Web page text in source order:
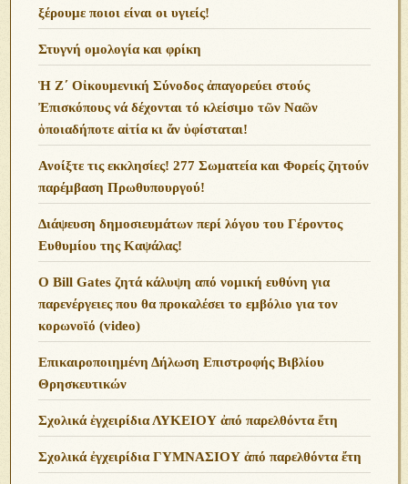
ξέρουμε ποιοι είναι οι υγιείς!
Στυγνή ομολογία και φρίκη
Ἡ Ζ΄ Οἰκουμενική Σύνοδος ἀπαγορεύει στούς
Ἐπισκόπους νά δέχονται τό κλείσιμο τῶν Ναῶν
ὁποιαδήποτε αἰτία κι ἄν ὑφίσταται!
Ανoίξτε τις εκκλησίες! 277 Σωματεία και Φορείς ζητούν
παρέμβαση Πρωθυπουργού!
Διάψευση δημοσιευμάτων περί λόγου του Γέροντος
Ευθυμίου της Καψάλας!
O Bill Gates ζητά κάλυψη από νομική ευθύνη για
παρενέργειες που θα προκαλέσει το εμβόλιο για τον
κορωνοϊό (video)
Επικαιροποιημένη Δήλωση Επιστροφής Βιβλίου
Θρησκευτικών
Σχολικά ἐγχειρίδια ΛΥΚΕΙΟΥ ἀπό παρελθόντα ἔτη
Σχολικά ἐγχειρίδια ΓΥΜΝΑΣΙΟΥ ἀπό παρελθόντα ἔτη